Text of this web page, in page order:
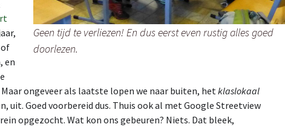
Geen tijd te verliezen! En dus eerst even rustig alles goed
doorlezen.
of
en
ongeveer als laatste lopen we naar buiten, hetklaslokaal
uit. Goed voorbereid dus. Thuis ook al met Google Streetview
opgezocht. Wat kon ons gebeuren? Niets. Dat bleek,